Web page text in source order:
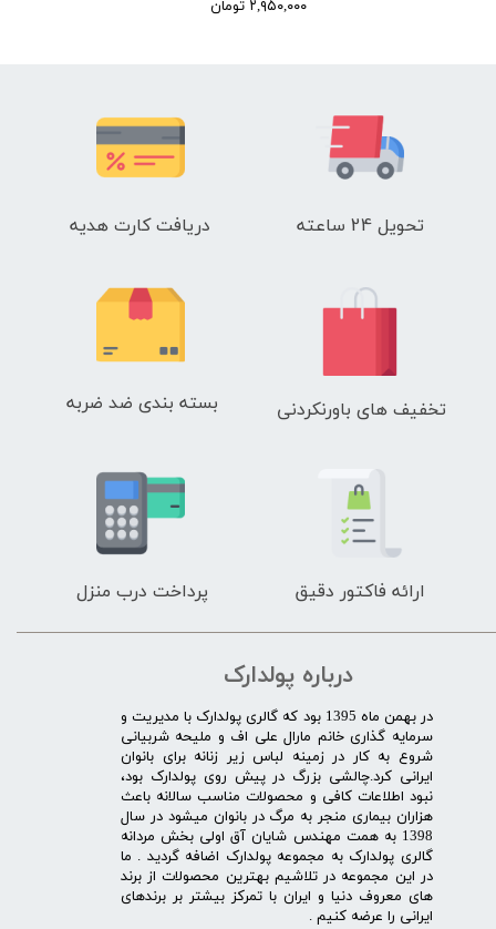
۲,۹۵۰,۰۰۰ تومان
تحویل 24 ساعته دریافت کارت هدیه
تخفیف های باورنکردنی بسته بندی ضد ضربه
ارائه فاکتور دقیق پرداخت درب منزل
درباره پولدارک
در بهمن ماه 1395 بود که گالری پولدارک با مدیریت و
سرمایه گذاری خانم مارال علی اف و ملیحه شربیانی
شروع به کار در زمینه لباس زیر زنانه برای بانوان
ایرانی کرد.چالشی بزرگ در پیش روی پولدارک بود،
نبود اطلاعات کافی و محصولات مناسب سالانه باعث
هزاران بیماری منجر به مرگ در بانوان میشود در سال
1398 به همت مهندس شایان آق اولی بخش مردانه
گالری پولدارک به مجموعه پولدارک اضافه گردید . ما
در این مجموعه در تلاشیم بهترین محصولات از برند
های معروف دنیا و ایران با تمرکز بیشتر بر برندهای
ایرانی را عرضه کنیم .​​​​​​​